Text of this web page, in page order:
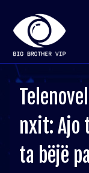
nxit: Ajo
ta bëjë